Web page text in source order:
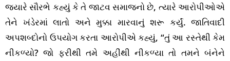
જ્યારે સૌરભે કહ્યું કે તે જાટવ સમાજનો છે, ત્યારે આરોપીઓએ
તેને ખંડેરમાં લાતો અને મુક્કા મારવાનું શરૂ કર્યું. જાતિવાદી
અપશબ્દોનો ઉપયોગ કરતા આરોપીએ કહ્યું, “તું આ રસ્તેથી કેમ
નીકળ્યો? જો ફરીથી તમે અહીંથી નીકળ્યા તો તમને બંનેને